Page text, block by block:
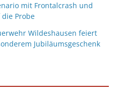
mit Frontalcrash und
Probe
Wildeshausen feiert
Jubiläumsgeschenk